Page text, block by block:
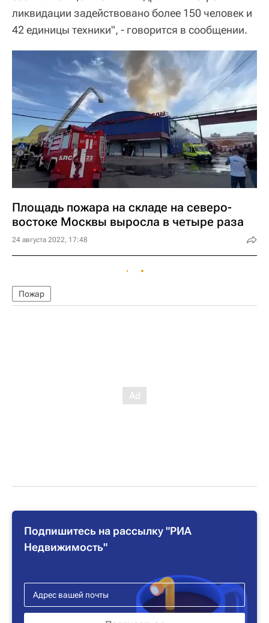
ликвидации задействовано более 150 человек и
42 единицы техники", - говорится в сообщении.
Площадь пожара на складе на северо-
востоке Москвы выросла в четыре раза
24 августа 2022, 17:48
Пожар
Подпишитесь на рассылку "РИА
Недвижимость"